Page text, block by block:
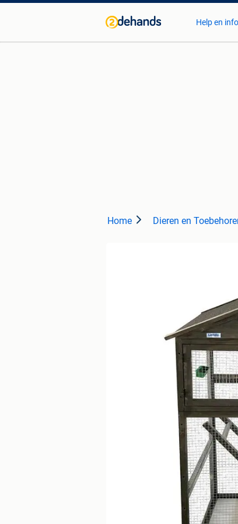
Help en info
Home Dieren en